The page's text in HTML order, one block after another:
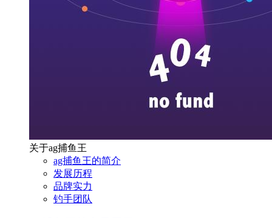
关于ag捕鱼王
ag捕鱼王的简介
发展历程
品牌实力
钓手团队